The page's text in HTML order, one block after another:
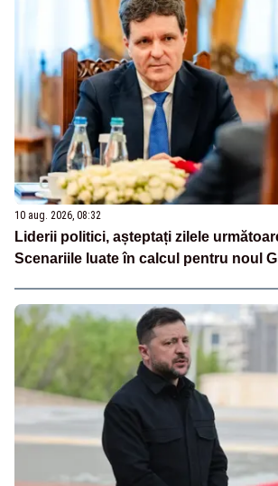
10 aug. 2026, 08:32
Liderii politici, așteptați zilele
Scenariile luate în calcul pentru noul